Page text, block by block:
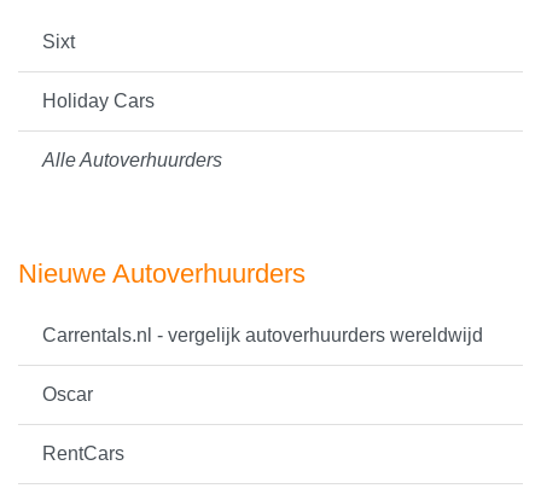
Sixt
Holiday Cars
Alle Autoverhuurders
Nieuwe Autoverhuurders
Carrentals.nl - vergelijk autoverhuurders wereldwijd
Oscar
RentCars